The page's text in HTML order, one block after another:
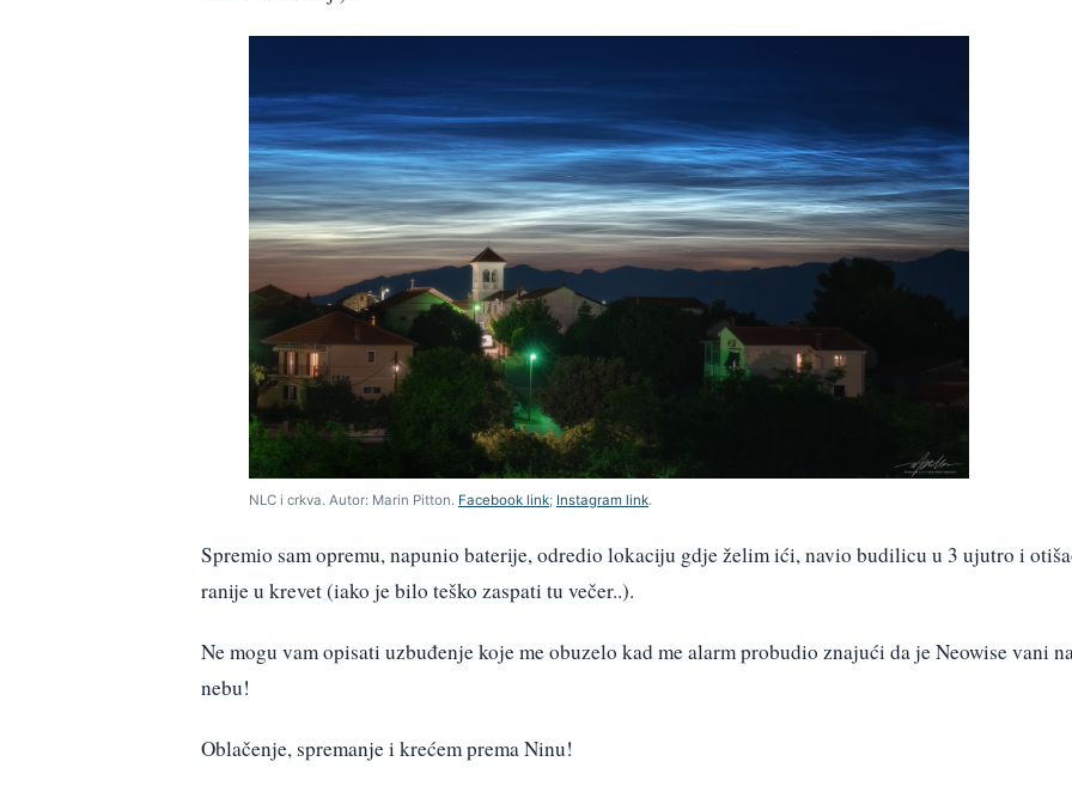
NLC i crkva. Autor: Marin Pitton. Facebook link; Instagram link.
Spremio sam opremu, napunio baterije, odredio lokaciju gdje želim ići, navio budilicu u 3 ujutro i
ranije u krevet (iako je bilo teško zaspati tu večer..).
Ne mogu vam opisati uzbuđenje koje me obuzelo kad me alarm probudio znajući da je Neowise vani
nebu!
Oblačenje, spremanje i krećem prema Ninu!